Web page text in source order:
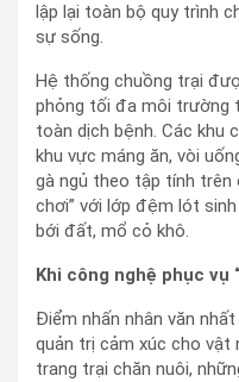
lập lại toàn bộ quy trình
sự sống.
Hệ thống chuồng trại
phỏng tối đa môi trường
toàn dịch bệnh. Các khu
khu vực máng ăn, vòi
gà ngủ theo tập tính trên
chơi” với lớp đệm lót
bới đất, mổ cỏ khô.
Khi công nghệ phục vụ
Điểm nhấn nhân văn
quản trị cảm xúc cho vật
trang trại chăn nuôi,